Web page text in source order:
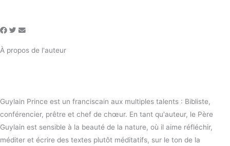
À propos de l'auteur
Guylain Prince est un franciscain aux multiples talents : Bibliste,
conférencier, prêtre et chef de chœur. En tant qu'auteur, le Père
Guylain est sensible à la beauté de la nature, où il aime réfléchir,
méditer et écrire des textes plutôt méditatifs, sur le ton de la